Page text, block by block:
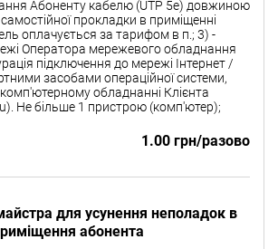
Абоненту кабелю (UTP 5e) довжиною
прокладки в приміщенні
оплачується за тарифом в п.; 3) -
Оператора мережевого обладнання
підключення до мережі Інтернет /
засобами операційної системи,
обладнанні Клієнта
Не більше 1 пристрою (комп'ютер);
1.00 грн/разово
для усунення неполадок в
абонента